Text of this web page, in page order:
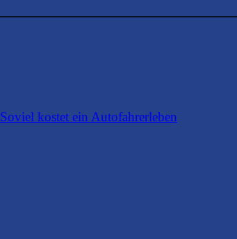
Soviel kostet ein Autofahrerleben